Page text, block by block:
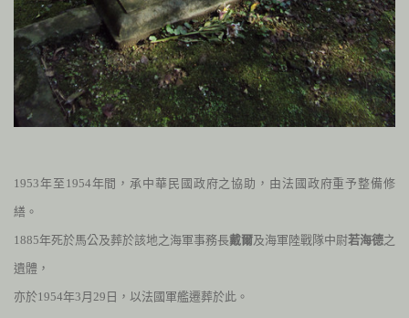
1953年至 1954年間，承中華民國政府之協助，由法國政府重予整備修
繕。
1885年死於馬公及葬於該地之海軍事務長戴爾及海軍陸戰隊中尉若海德之
遺體，
亦於1954年3 月 29 日，以法國軍艦遷葬於此。